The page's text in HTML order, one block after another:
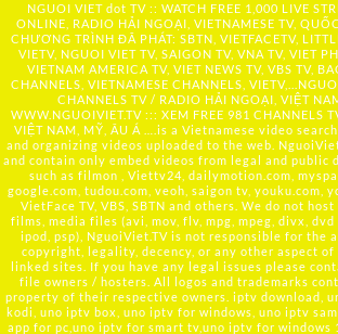
NGUOI VIET dot TV :: WATCH FREE 1,000 LIVE
ONLINE, RADIO HẢI NGOẠI, VIETNAMESE TV,
CHƯƠNG TRÌNH ĐÃ PHÁT: SBTN, VIETFACETV,
VIETV, NGUOI VIET TV, SAIGON TV, VNA TV, VIET
VIETNAM AMERICA TV, VIET NEWS TV, VBS TV,
CHANNELS, VIETNAMESE CHANNELS, VIETV,...
CHANNELS TV / RADIO HẢI NGOẠI, VIỆT
WWW.NGUOIVIET.TV ::: XEM FREE 981 CHANNELS
VIỆT NAM, MỸ, ÂU Á ….is a Vietnamese video
and organizing videos uploaded to the web.
and contain only embed videos from legal and public
such as filmon , Viettv24, dailymotion.com,
google.com, tudou.com, veoh, saigon tv, youku.com,
VietFace TV, VBS, SBTN and others. We do not
films, media files (avi, mov, flv, mpg, mpeg, divx, dvd
ipod, psp), NguoiViet.TV is not responsible for the
copyright, legality, decency, or any other aspect
linked sites. If you have any legal issues please
file owners / hosters. All logos and trademarks
property of their respective owners. iptv download,
kodi, uno iptv box, uno iptv for windows, uno iptv
app for pc,uno iptv for smart tv,uno iptv for windows